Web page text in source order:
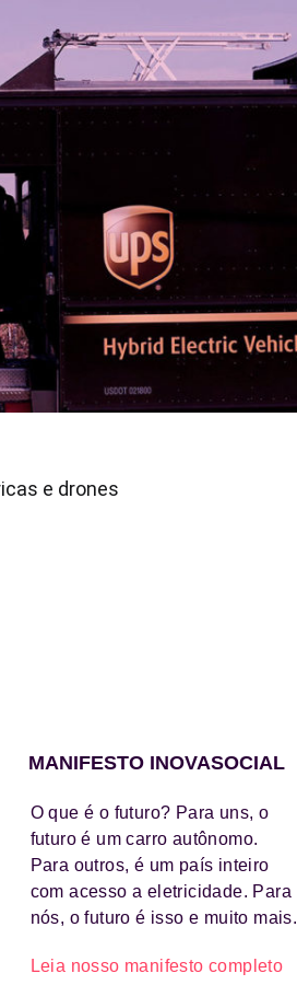
e drones
MANIFESTO INOVASOCIAL
O que é o futuro? Para uns, o
futuro é um carro autônomo.
Para outros, é um país inteiro
com acesso a eletricidade. Para
nós, o futuro é isso e muito mais.
Leia nosso manifesto completo